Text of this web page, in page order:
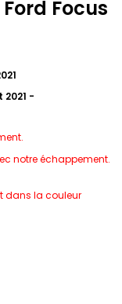
Focus
-
notre échappement.
dans la couleur